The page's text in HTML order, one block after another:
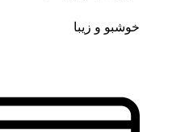
خوشبو و زیبا